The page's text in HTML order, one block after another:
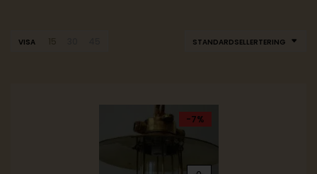
STANDARDSELLERTERING
VISA
-7%